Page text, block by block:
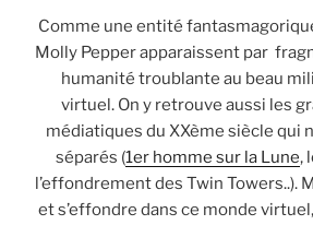
Comme une entité
Molly Pepper apparaissent par
humanité troublante au beau
virtuel. On y retrouve aussi les
médiatiques du XXème siècle qui
séparés (1er homme sur la Lune,
l’effondrement des Twin Towers..).
et s’effondre dans ce monde